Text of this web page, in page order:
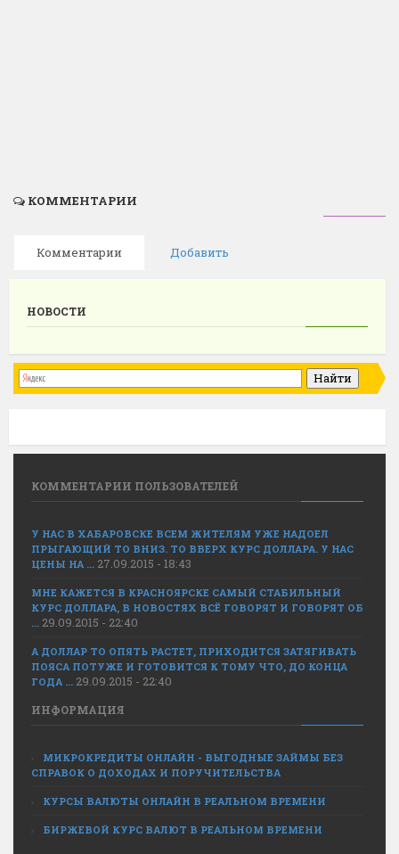
КОММЕНТАРИИ
Комментарии Добавить
НОВОСТИ
КОММЕНТАРИИ ПОЛЬЗОВАТЕЛЕЙ
У НАС В ХАБАРОВСКЕ ВСЕМ ЖИТЕЛЯМ УЖЕ НАДОЕЛ
ПРЫГАЮЩИЙ ТО ВНИЗ. ТО ВВЕРХ КУРС ДОЛЛАРА. У НАС
ЦЕНЫ НА ... 27.09.2015 - 18:43
МНЕ КАЖЕТСЯ В КРАСНОЯРСКЕ САМЫЙ СТАБИЛЬНЫЙ
КУРС ДОЛЛАРА, В НОВОСТЯХ ВСЁ ГОВОРЯТ И ГОВОРЯТ ОБ
... 29.09.2015 - 22:40
А ДОЛЛАР ТО ОПЯТЬ РАСТЕТ, ПРИХОДИТСЯ ЗАТЯГИВАТЬ
ПОЯСА ПОТУЖЕ И ГОТОВИТСЯ К ТОМУ ЧТО, ДО КОНЦА
ГОДА ... 29.09.2015 - 22:40
ИНФОРМАЦИЯ
МИКРОКРЕДИТЫ ОНЛАЙН - ВЫГОДНЫЕ ЗАЙМЫ БЕЗ
СПРАВОК О ДОХОДАХ И ПОРУЧИТЕЛЬСТВА
КУРСЫ ВАЛЮТЫ ОНЛАЙН В РЕАЛЬНОМ ВРЕМЕНИ
БИРЖЕВОЙ КУРС ВАЛЮТ В РЕАЛЬНОМ ВРЕМЕНИ